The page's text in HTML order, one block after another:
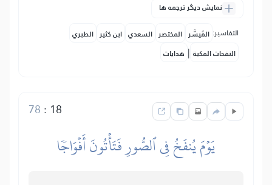
نمایش دیگر ترجمه ها
التفاسير: المُيسَّر المختصر السعدي ابن كثير الطبري
النفحات المكية | هدايات
18
:
78
يَوۡمَ يُنفَخُ فِي ٱلصُّورِ فَتَأۡتُونَ أَفۡوَاجٗا